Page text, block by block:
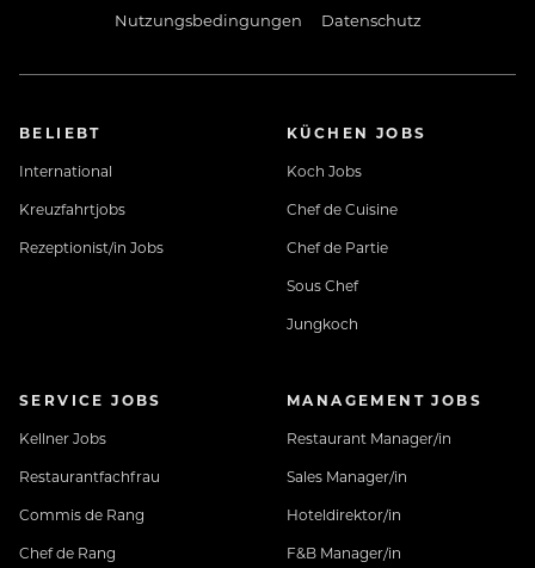
Nutzungsbedingungen
Datenschutz
BELIEBT
International
Kreuzfahrtjobs
Rezeptionist/in Jobs
KÜCHEN JOBS
Koch Jobs
Chef de Cuisine
Chef de Partie
Sous Chef
Jungkoch
SERVICE JOBS
Kellner Jobs
Restaurantfachfrau
Commis de Rang
Chef de Rang
MANAGEMENT JOBS
Restaurant Manager/in
Sales Manager/in
Hoteldirektor/in
F&B Manager/in